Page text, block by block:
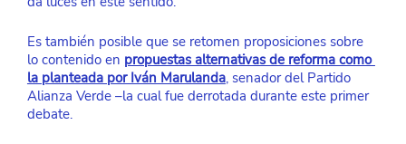
Es también posible que se retomen proposiciones sobre
lo contenido en propuestas alternativas de reforma como
la planteada por Iván Marulanda, senador del Partido
Alianza Verde –la cual fue derrotada durante este primer
debate.